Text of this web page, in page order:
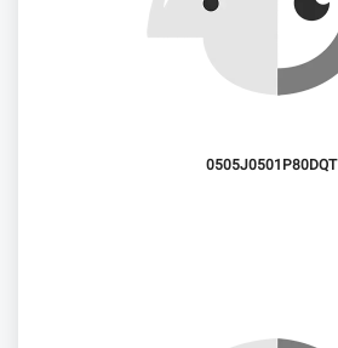
0505J0501P80DQT